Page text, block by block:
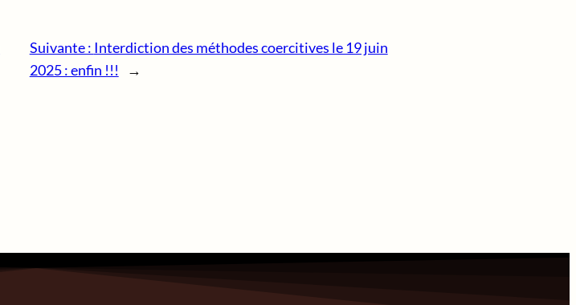
Suivante : Interdiction des méthodes coercitives le 19 juin
2025 : enfin !!!
→